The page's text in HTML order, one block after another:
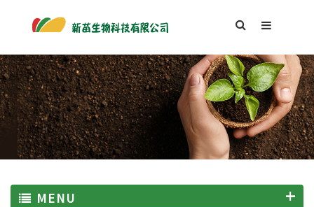
MENU